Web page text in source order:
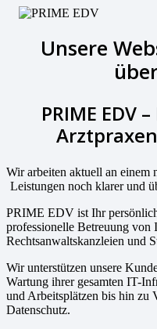
Unsere
PRIME EDV
Wir arbeiten aktuell an einem
Leistungen noch klarer und
PRIME EDV ist Ihr
professionelle Betreuung von
Rechtsanwaltskanzleien und
Wir unterstützen unsere
Wartung ihrer gesamten IT-
und Arbeitsplätzen bis hin zu
Datenschutz.